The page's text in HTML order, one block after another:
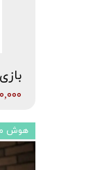
هوش